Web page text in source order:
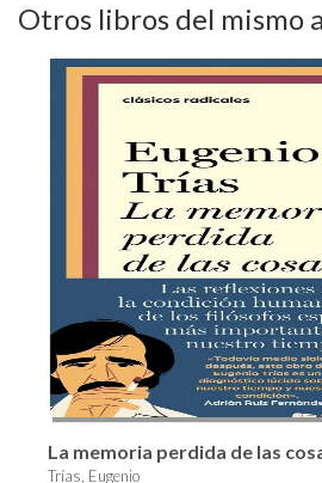
Otros libros del mismo
La memoria perdida de las
Trías, Eugenio